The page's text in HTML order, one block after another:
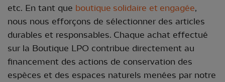
etc. En tant que boutique solidaire et engagée,
nous nous efforçons de sélectionner des articles
durables et responsables. Chaque achat effectué
sur la Boutique LPO contribue directement au
financement des actions de conservation des
espèces et des espaces naturels menées par notre